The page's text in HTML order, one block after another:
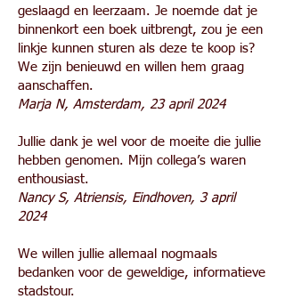
geslaagd en leerzaam. Je noemde dat je
binnenkort een boek uitbrengt, zou je een
linkje kunnen sturen als deze te koop is?
We zijn benieuwd en willen hem graag
aanschaffen.
Marja N, Amsterdam, 23 april 2024
Jullie dank je wel voor de moeite die jullie
hebben genomen. Mijn collega’s waren
enthousiast.
Nancy S, Atriensis, Eindhoven, 3 april
2024
We willen jullie allemaal nogmaals
bedanken voor de geweldige, informatieve
stadstour.